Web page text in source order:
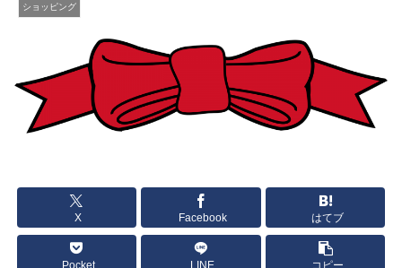
ショッピング
X Facebook はてブ
Pocket LINE コピー